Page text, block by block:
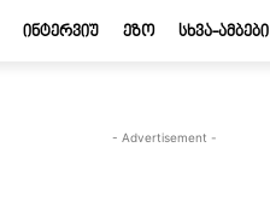
ᲘᲜᲢᲔᲠᲕᲘᲣ ᲔᲖᲝ ᲡᲮᲕᲐ-ᲐᲛᲑᲔᲑᲘ
- Advertisement -